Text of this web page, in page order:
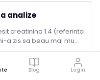
analize
creatinina 1.4 (referinta
a zis sa beau mai mu...
Blog Login